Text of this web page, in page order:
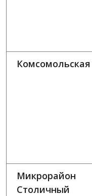
Комсомольская
Микрорайон
Столичный